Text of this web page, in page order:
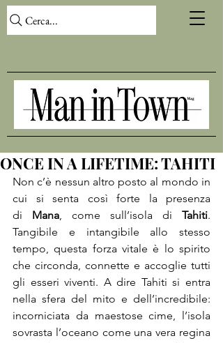
Cerca...
ONCE IN A LIFETIME: TAHITI
Non c’è nessun altro posto al mondo in
cui si senta così forte la presenza
di Mana, come sull’isola di Tahiti.
Tangibile e intangibile allo stesso
tempo, questa forza vitale è lo spirito
che circonda, connette e accoglie tutti
gli esseri viventi. A dire Tahiti si entra
nella sfera del mito e dell’incredibile:
incorniciata da maestose cime, l’isola
sovrasta l’oceano come una vera regina